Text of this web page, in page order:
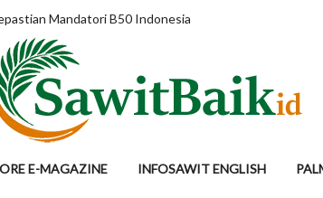
Mandatori B50 Indonesia
E-MAGAZINE INFOSAWIT ENGLISH